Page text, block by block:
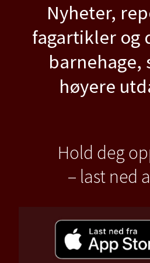
Nyheter,
fagartikler og
barnehage,
høyere
Hold deg
– last ned